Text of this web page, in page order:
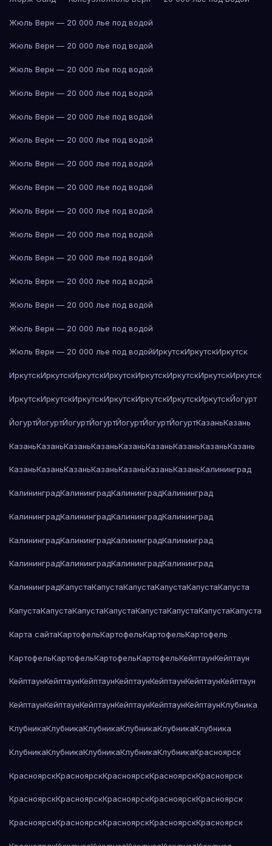
Жюль Верн — 20 000 лье под водой
Жюль Верн — 20 000 лье под водой
Жюль Верн — 20 000 лье под водой
Жюль Верн — 20 000 лье под водой
Жюль Верн — 20 000 лье под водой
Жюль Верн — 20 000 лье под водой
Жюль Верн — 20 000 лье под водой
Жюль Верн — 20 000 лье под водой
Жюль Верн — 20 000 лье под водой
Жюль Верн — 20 000 лье под водой
Жюль Верн — 20 000 лье под водой
Жюль Верн — 20 000 лье под водой
Жюль Верн — 20 000 лье под водой
Жюль Верн — 20 000 лье под водой
Жюль Верн — 20 000 лье под водойИркутскИркутскИркутск
ИркутскИркутскИркутскИркутскИркутскИркутскИркутскИркутск
ИркутскИркутскИркутскИркутскИркутскИркутскИркутскЙогурт
ЙогуртЙогуртЙогуртЙогуртЙогуртЙогуртЙогуртКазаньКазань
КазаньКазаньКазаньКазаньКазаньКазаньКазаньКазаньКазань
КазаньКазаньКазаньКазаньКазаньКазаньКазаньКалининград
КалининградКалининградКалининградКалининград
КалининградКалининградКалининградКалининград
КалининградКалининградКалининградКалининград
КалининградКалининградКалининградКалининград
КалининградКапустаКапустаКапустаКапустаКапустаКапуста
КапустаКапустаКапустаКапустаКапустаКапустаКапустаКапуста
Карта сайтаКартофельКартофельКартофельКартофель
КартофельКартофельКартофельКартофельКейптаунКейптаун
КейптаунКейптаунКейптаунКейптаунКейптаунКейптаунКейптаун
КейптаунКейптаунКейптаунКейптаунКейптаунКейптаунКлубника
КлубникаКлубникаКлубникаКлубникаКлубникаКлубника
КлубникаКлубникаКлубникаКлубникаКлубникаКрасноярск
КрасноярскКрасноярскКрасноярскКрасноярскКрасноярск
КрасноярскКрасноярскКрасноярскКрасноярскКрасноярск
КрасноярскКрасноярскКрасноярскКрасноярскКрасноярск